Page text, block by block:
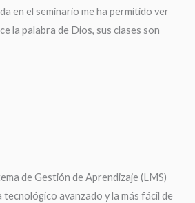
en el seminario me ha permitido ver
la palabra de Dios, sus clases son
de Gestión de Aprendizaje (LMS)
tecnológico avanzado y la más fácil de